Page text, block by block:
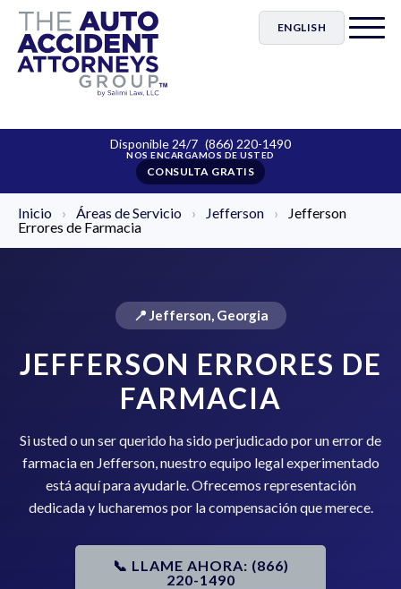
ENGLISH
Disponible 24/7 (866) 220-1490
CONSULTA GRATIS
Inicio › Áreas de Servicio › Jefferson ›
Jefferson
Errores de Farmacia
📍 Jefferson, Georgia
JEFFERSON ERRORES DE
FARMACIA
Si usted o un ser querido ha sido perjudicado por un error de
farmacia en Jefferson, nuestro equipo legal experimentado
está aquí para ayudarle. Ofrecemos representación
dedicada y lucharemos por la compensación que merece.
📞 LLAME AHORA: (866)
220-1490